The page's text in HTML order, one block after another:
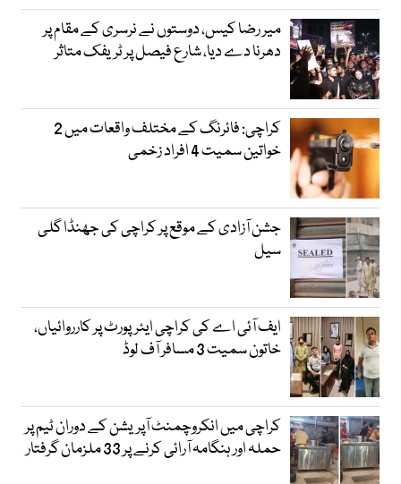
میر رضا کیس، دوستوں نے نرسری کے مقام پر
دھرنا دے دیا، شارع فیصل پر ٹریفک متاثر
کراچی: فائرنگ کے مختلف واقعات میں 2
خواتین سمیت 4 افراد زخمی
جشن آزادی کے موقع پر کراچی کی جھنڈا گلی
سیل
ایف آئی اے کی کراچی ایئرپورٹ پر کارروائیاں،
خاتون سمیت 3 مسافر آف لوڈ
کراچی میں انکروچمنٹ آپریشن کے دوران ٹیم پر
حملہ اور ہنگامہ آرائی کرنے پر 33 ملزمان گرفتار